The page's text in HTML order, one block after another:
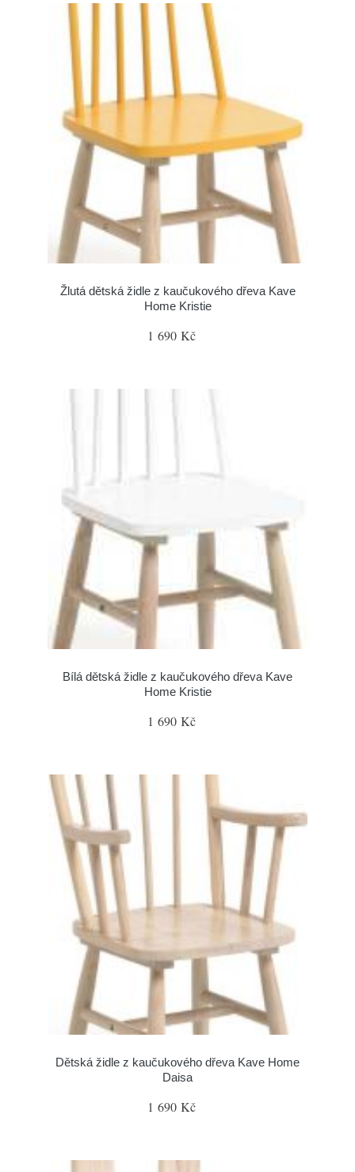
Žlutá dětská židle z kaučukového dřeva Kave
Home Kristie
1 690 Kč
Bílá dětská židle z kaučukového dřeva Kave
Home Kristie
1 690 Kč
Dětská židle z kaučukového dřeva Kave Home
Daisa
1 690 Kč